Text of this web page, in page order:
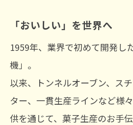
「おいしい」を世界へ
1959年、業界で初めて開発し
機」。
以来、トンネルオーブン、ス
ター、一貫生産ラインなど様
供を通じて、菓子生産のお手